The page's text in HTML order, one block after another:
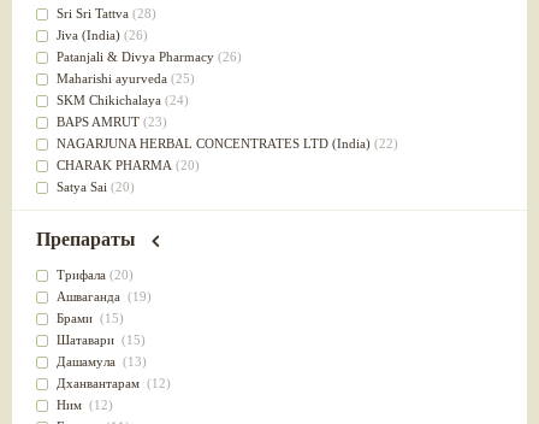
Для сердца(32)
Для сосудов головного мозга
Для полости рта(32)
Дефицит железа(31)
Для лица(31)
Употребление в пищу
Ароматерапия(29)
Жаропонижающее(29)
для памяти(28)
для почек(28)
Слабительное (28)
Афродизиак(27)
Напитки(27)
Для йоги (27)
Для потенции(26)
Для душа(25)
для концентрации внимания
при нарушении эрекции
Sri Sri Tattva (28)
Jiva (India) (26)
Patanjali & Divya Pharmacy (26)
Maharishi ayurveda (25)
SKM Chikichalaya (24)
BAPS AMRUT (23)
NAGARJUNA HERBAL CONCENTRATES LTD (India) (22)
CHARAK PHARMA (20)
Satya Sai (20)
Vyas(20)
Kerala Ayurveda
(19)
Organic India pvt ltd
Lalita(16)
Ashtang Herbals
Alarsin(14)
Vasu Health care
Baraka(13)
Dabur India Ltd
Препараты
Трифала (20)
Ашваганда (19)
Брами (15)
Шатавари (15)
Дашамула (13)
Дханвантарам (12)
Ним (12)